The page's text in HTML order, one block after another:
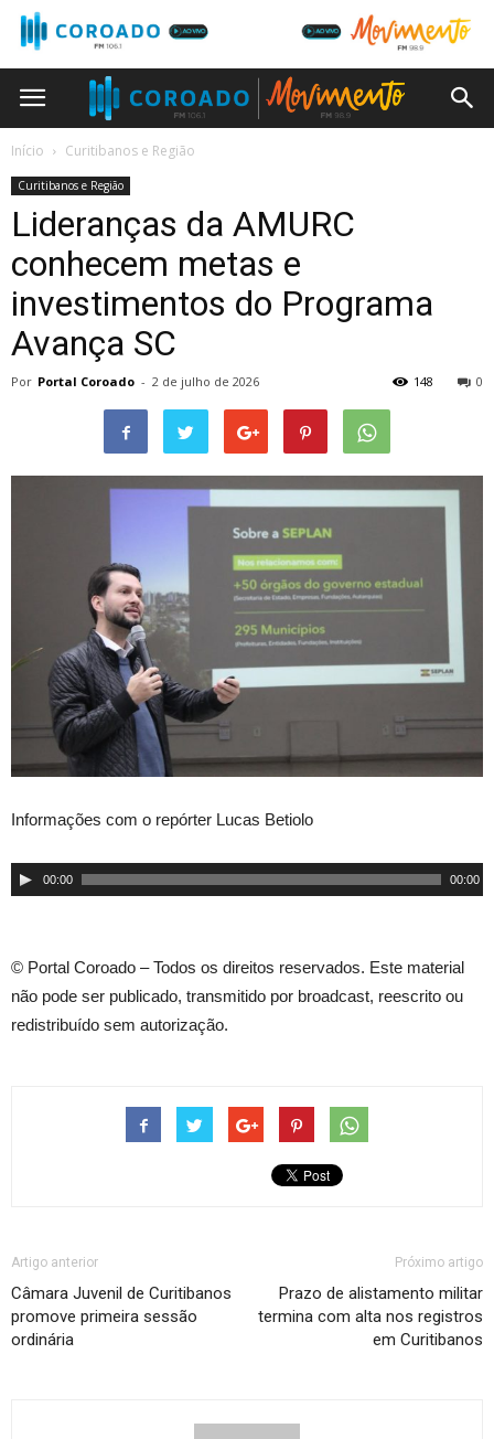
Início Curitibanos e Região
Curitibanos e Região
Lideranças da AMURC
conhecem metas e
investimentos do Programa
Avança SC
Por Portal Coroado - 2 de julho de 2026 0
148
Informações com o repórter Lucas Betiolo
Tocador
00:00 00:00
© Portal Coroado – Todos os direitos reservados. Este material
não pode ser publicado, transmitido por broadcast, reescrito ou
redistribuído sem autorização.
Artigo anterior
Câmara Juvenil de Curitibanos
promove primeira sessão
ordinária
Próximo artigo
Prazo de alistamento militar
termina com alta nos registros
em Curitibanos